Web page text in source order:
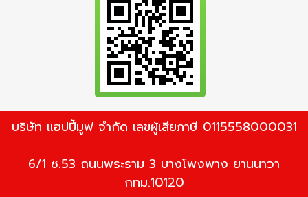
บริษัท แฮปปี้มูฟ จำกัด เลขผู้เสียภาษี 0115558000031
6/1 ซ.53 ถนนพระราม 3 บางโพงพาง ยานนาวา
กทม.10120